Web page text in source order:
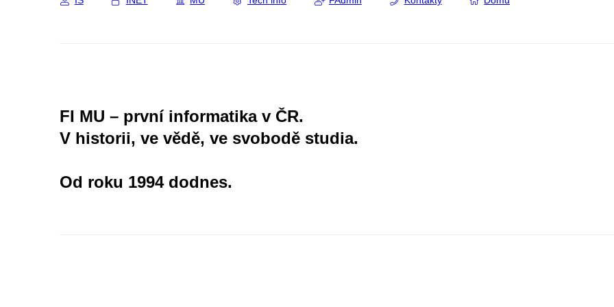
FI MU – první informatika v ČR.
V historii, ve vědě, ve svobodě studia.
Od roku 1994 dodnes.